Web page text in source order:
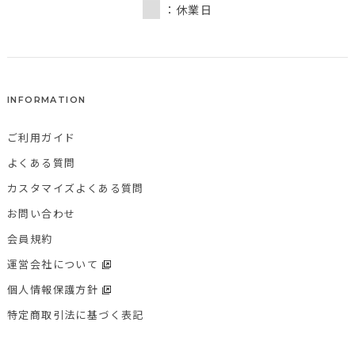
：休業日
INFORMATION
ご利用ガイド
よくある質問
カスタマイズよくある質問
お問い合わせ
会員規約
運営会社について
個人情報保護方針
特定商取引法に基づく表記